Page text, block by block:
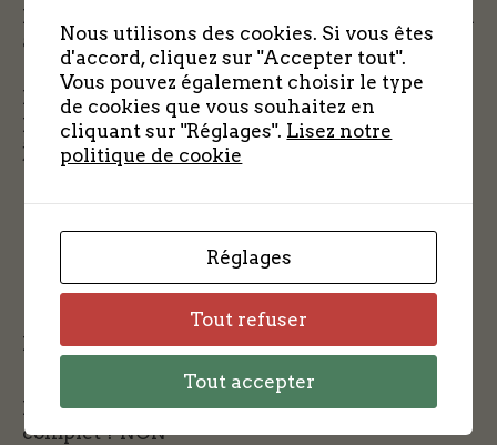
Front National de Courville sur Eure (formation
antérieure aux FTP).
Né le 03 février 1903.
Numéro de matricule : 1582. Date d’entrée
janvier 1944.
Le contact avec la famille est-il possible ?NON
Le CEDREL dispose-t-il d'un dossier plus
complet ?NON
Nous utilisons des cookies. Si vous êtes
d'accord, cliquez sur "Accepter tout".
Vous pouvez également choisir le type
de cookies que vous souhaitez en
cliquant sur "Réglages". Lisez notre
politique de cookie
Réglages
Tout refuser
Tout accepter